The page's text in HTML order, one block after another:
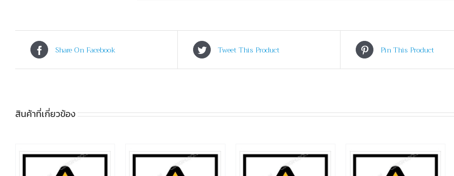
Share On Facebook Tweet This Product Pin This Product
สินค้าที่เกี่ยวข้อง